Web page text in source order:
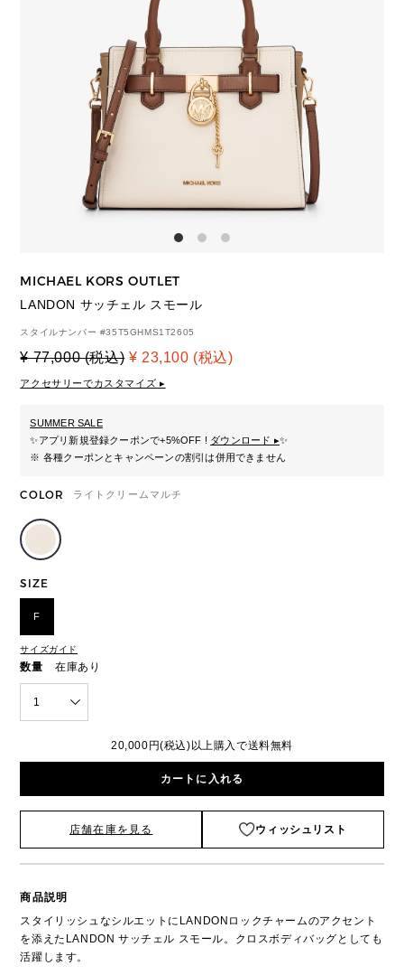
MICHAEL KORS OUTLET
LANDON サッチェル スモール
スタイルナンバー #35T5GHMS1T2605
¥ 77,000 (税込) ¥ 23,100 (税込)
アクセサリーでカスタマイズ ▸
SUMMER SALE
✨アプリ新規登録クーポンで+5%OFF ! ダウンロード ▸✨
※ 各種クーポンとキャンペーンの割引は併用できません
COLOR ライトクリームマルチ
SIZE
F
サイズガイド
数量 在庫あり
1
20,000円(税込)以上購入で送料無料
カートに入れる
店舗在庫を見る ウィッシュリスト
商品説明
スタイリッシュなシルエットにLANDONロックチャームのアクセント
を添えたLANDON サッチェル スモール。クロスボディバッグとしても
活躍します。